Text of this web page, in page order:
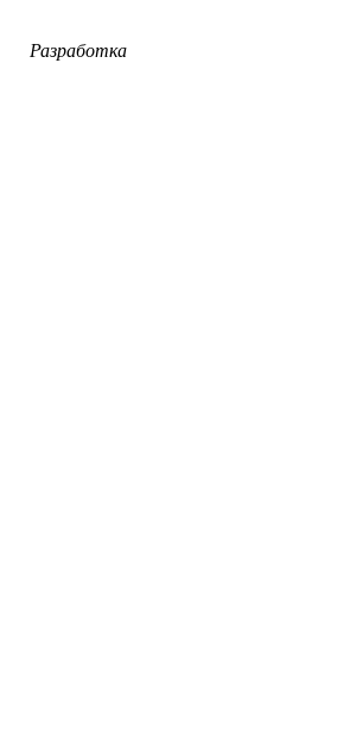
Разработка